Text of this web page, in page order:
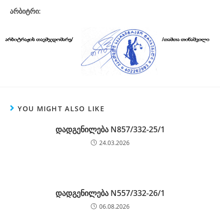
არბიტრი:
YOU MIGHT ALSO LIKE
დადგენილება N857/332-25/1
24.03.2026
დადგენილება N557/332-26/1
06.08.2026